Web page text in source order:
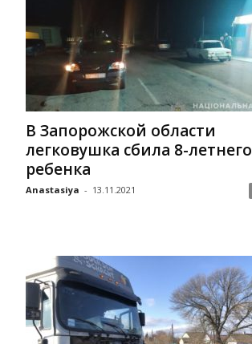
В Запорожской области
легковушка сбила 8-летнего
ребенка
Anastasiya - 13.11.2021